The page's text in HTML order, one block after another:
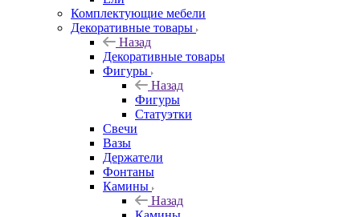
Комплектующие мебели
Декоративные товары
Назад
Декоративные товары
Фигуры
Назад
Фигуры
Статуэтки
Свечи
Вазы
Держатели
Фонтаны
Камины
Назад